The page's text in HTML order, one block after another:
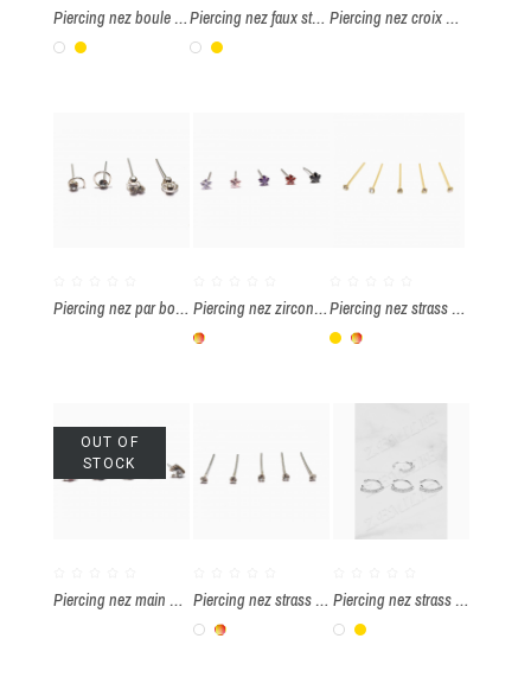
Piercing nez boule 1.5mm par boite de 36 pièces
Blanc
Or
Piercing nez faux strass 2mm piercing par boîte de 20 pièces
Blanc
Or
Piercing nez croix par boîte de 40 pièces
Piercing nez par boîte de 20 pièces Piercing nez zirconium étoile 3mm par boite de 20 pièces
Multicolore
Piercing nez strass 1.5mm par boîte de 36 pièces
OrMulticolore
Piercing nez main de fatma par boîte de 36 pièces
OUT OF
STOCK
Piercing nez strass 1.5mm par boite de 36 pièces
BlancMulticolore
Piercing nez strass par boîte de 15 pièces
Blanc
Or